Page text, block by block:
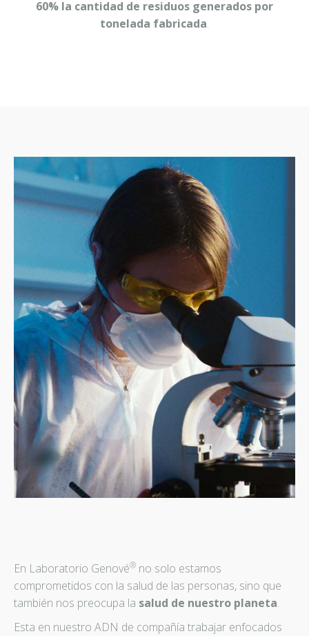
60% la cantidad de residuos generados por
tonelada fabricada.
En Laboratorio Genové® no solo estamos
comprometidos con la salud de las personas, sino que
también nos preocupa la salud de nuestro planeta.
Esta en nuestro ADN de compañía trabajar enfocados